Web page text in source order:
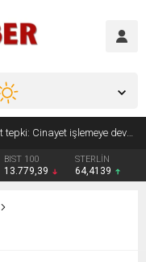
Son Dakika: Etimesgut Belediye Başkanı Erdal Beşikçioğlu görevden uzaklaştırıldı
BIST 100
13.779,39
STERLİN
64,4139